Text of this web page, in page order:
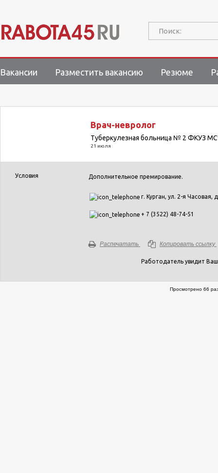
Поиск:
Вакансии Разместить вакансию Резюме
Врач-невролог
Туберкулезная больница № 2 ФКУЗ
21 июля
Условия Дополнительное премирование.
г. Курган, ул. 2-я Часовая,
+ 7 (3522) 48-74-51
Распечатать Копировать ссылку
Работодатель увидит
Просмотрено 66